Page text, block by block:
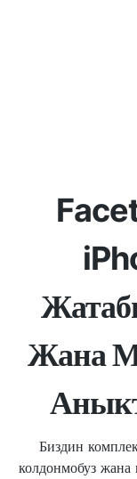
Жана
Биздин
колдонмобуз